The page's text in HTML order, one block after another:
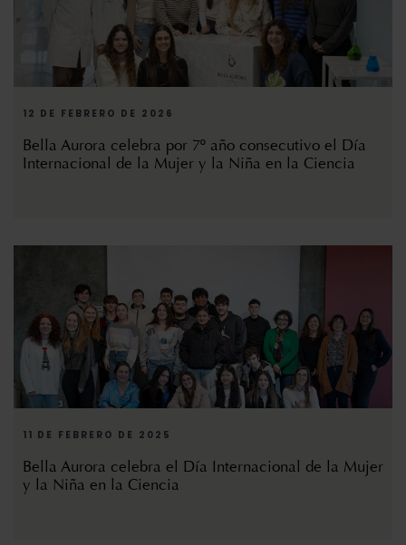
12 DE FEBRERO DE 2026
Bella Aurora celebra por 7º año consecutivo el Día
Internacional de la Mujer y la Niña en la Ciencia
11 DE FEBRERO DE 2025
Bella Aurora celebra el Día Internacional de la Mujer
y la Niña en la Ciencia